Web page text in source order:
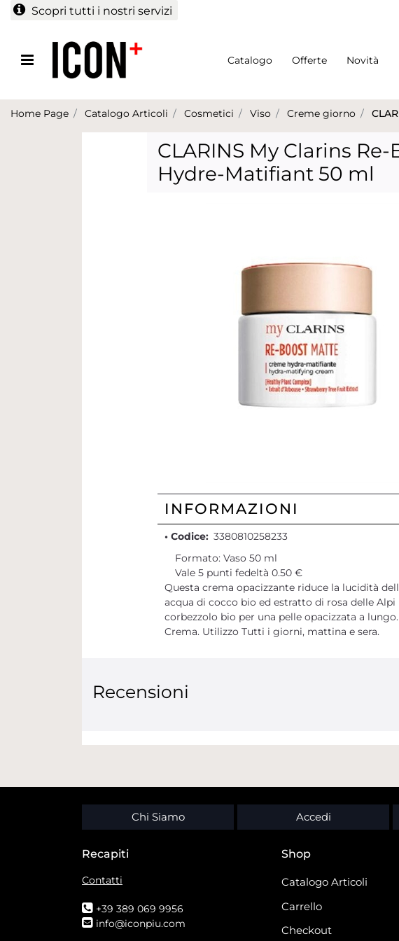
Scopri tutti i nostri servizi
Open menu Catalogo Offerte Novità
Home Page Catalogo Articoli Cosmetici Viso Creme giorno
CLARINS My Clarins
Hydre-Matifiant 50 ml
INFORMAZIONI
• Codice: 3380810258233
Formato: Vaso 50 ml
Vale 5 punti fedeltà 0.50 €
Questa crema opacizzante riduce la lucidità
acqua di cocco bio ed estratto di rosa delle
corbezzolo bio per una pelle opacizzata a
Crema. Utilizzo Tutti i giorni, mattina e sera.
Recensioni
Chi Siamo Accedi
Recapiti
Contatti
+39 389 069 9956
info@iconpiu.com
Shop
Catalogo Articoli
Carrello
Checkout